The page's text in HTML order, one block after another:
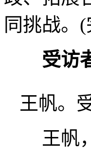
同挑战。(
受访
王帆。
王帆